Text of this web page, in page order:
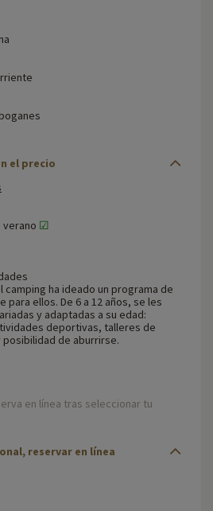
el precio
verano ☑
camping ha ideado un programa de
ellos. De 6 a 12 años, se les
y adaptadas a su edad:
deportivas, talleres de
posibilidad de aburrirse.
en línea tras seleccionar tu
reservar en línea